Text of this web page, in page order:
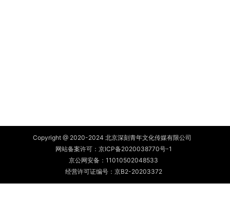
Copyright @ 2020-2024 北京深刻青年文化传媒有限公司
网站备案许可： 京ICP备2020038770号-1
京公网安备： 11010502048533
经营许可证编号：京B2-20203372